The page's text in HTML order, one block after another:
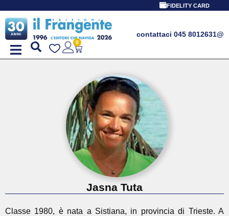
FIDELITY CARD
contattaci 045 8012631@
0
Jasna Tuta
Classe 1980, è nata a Sistiana, in provincia di Trieste. A